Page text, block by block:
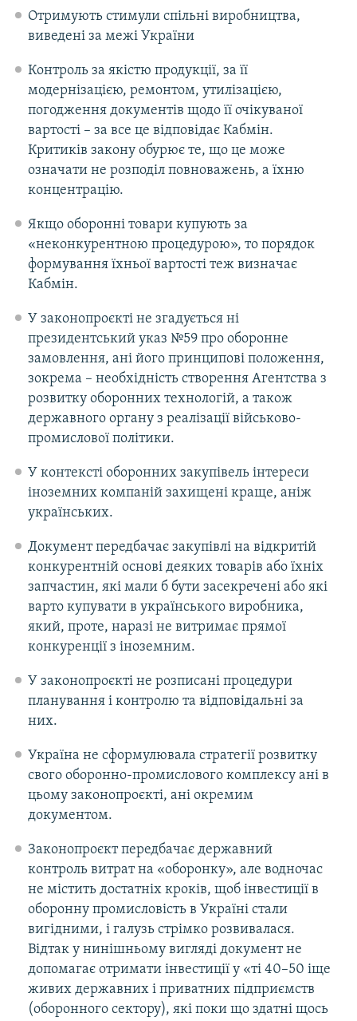
Отримують стимули спільні виробництва,
виведені за межі України
Контроль за якістю продукції, за її
модернізацією, ремонтом, утилізацією,
погодження документів щодо її очікуваної
вартості – за все це відповідає Кабмін.
Критиків закону обурює те, що це може
означати не розподіл повноважень, а їхню
концентрацію.
Якщо оборонні товари купують за
«неконкурентною процедурою», то порядок
формування їхньої вартості теж визначає
Кабмін.
У законопроєкті не згадується ні
президентський указ №59 про оборонне
замовлення, ані його принципові положення,
зокрема – необхідність створення Агентства з
розвитку оборонних технологій, а також
державного органу з реалізації військово-
промислової політики.
У контексті оборонних закупівель інтереси
іноземних компаній захищені краще, аніж
українських.
Документ передбачає закупівлі на відкритій
конкурентній основі деяких товарів або їхніх
запчастин, які мали б бути засекречені або які
варто купувати в українського виробника,
який, проте, наразі не витримає прямої
конкуренції з іноземним.
У законопроєкті не розписані процедури
планування і контролю та відповідальні за
них.
Україна не сформулювала стратегії розвитку
свого оборонно-промислового комплексу ані в
цьому законопроєкті, ані окремим
документом.
Законопроєкт передбачає державний
контроль витрат на «оборонку», але водночас
не містить достатніх кроків, щоб інвестиції в
оборонну промисловість в Україні стали
вигідними, і галузь стрімко розвивалася.
Відтак у нинішньому вигляді документ не
допомагає отримати інвестиції у «ті 40–50 іще
живих державних і приватних підприємств
(оборонного сектору), які поки що здатні щось